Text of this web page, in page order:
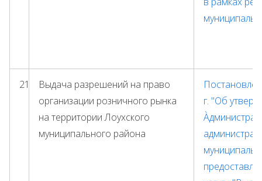
21
Выдача разрешений на право
организации розничного рынка
на территории Лоухского
муниципального района
г. "Об